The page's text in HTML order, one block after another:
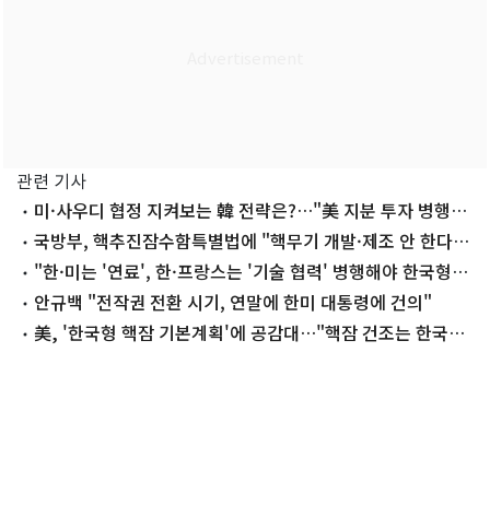
관련 기사
미·사우디 협정 지켜보는 韓 전략은?…"美 지분 투자 병행도
필요"
국방부, 핵추진잠수함특별법에 "핵무기 개발·제조 안 한다"
명시"한·미는 '연료', 한·프랑스는 '기술 협력' 병행해야 한국형
핵잠 성공"
안규백 "전작권 전환 시기, 연말에 한미 대통령에 건의"
美, '한국형 핵잠 기본계획'에 공감대…"핵잠 건조는 한국에